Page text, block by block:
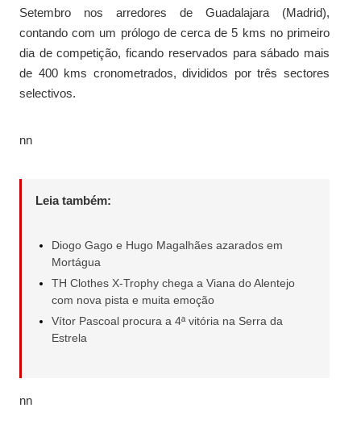
Setembro nos arredores de Guadalajara (Madrid),
contando com um prólogo de cerca de 5 kms no primeiro
dia de competição, ficando reservados para sábado mais
de 400 kms cronometrados, divididos por três sectores
selectivos.
nn
Leia também:
Diogo Gago e Hugo Magalhães azarados em
Mortágua
TH Clothes X-Trophy chega a Viana do Alentejo
com nova pista e muita emoção
Vítor Pascoal procura a 4ª vitória na Serra da
Estrela
nn